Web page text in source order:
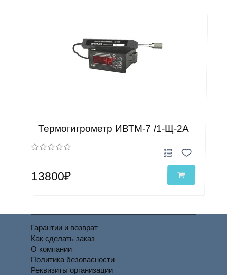
Термогигрометр ИВТМ-7 /1-Щ-2А
13800₽
Гарантии и возврат
Как сделать заказ
О компании
Политика безопасности
Реквизиты организации